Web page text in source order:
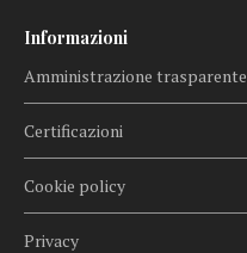
Informazioni
Amministrazione trasparente
Certificazioni
Cookie policy
Privacy